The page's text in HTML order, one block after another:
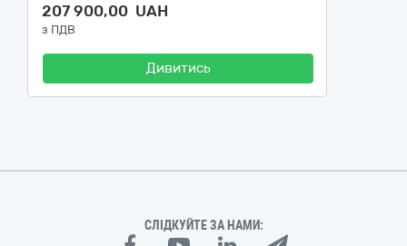
207 900,00 UAH
з ПДВ
Дивитись
СЛІДКУЙТЕ ЗА НАМИ: